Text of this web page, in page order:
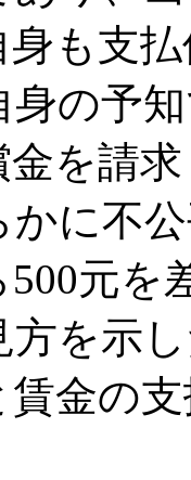
も支
の予
金を請
に不
元を
方を示
金の